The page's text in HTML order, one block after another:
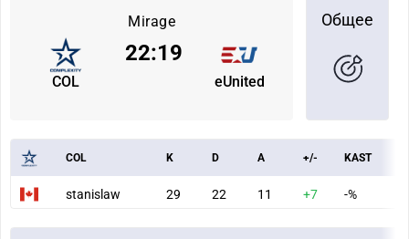
Mirage
COL eUnited
22:19
Общее
COL K D A +/- KAST
stanislaw 29 22 11 +7 -%